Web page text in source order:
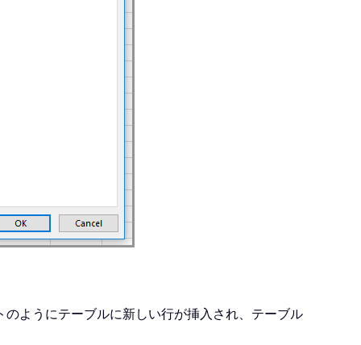
ようにテーブルに新しい行が挿入され、テーブル